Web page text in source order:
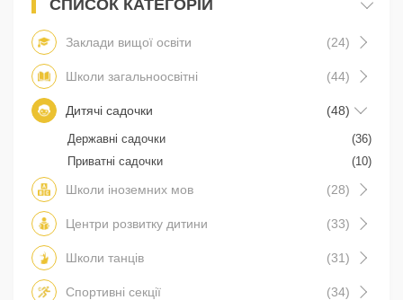
СПИСОК КАТЕГОРІЙ
Заклади вищої освіти (24)
Школи загальноосвітні (44)
Дитячі садочки (48)
Державні садочки
(36)
Приватні садочки
(10)
Школи іноземних мов (28)
Центри розвитку дитини (33)
Школи танців (31)
Спортивні секції (34)